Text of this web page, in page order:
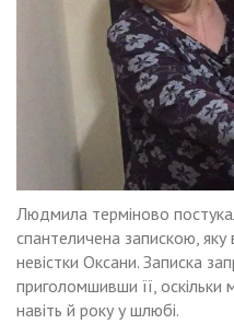
Людмила терміново
спантеличена запискою,
невістки Оксани. Записка
приголомшивши її,
навіть й року у шлюбі.